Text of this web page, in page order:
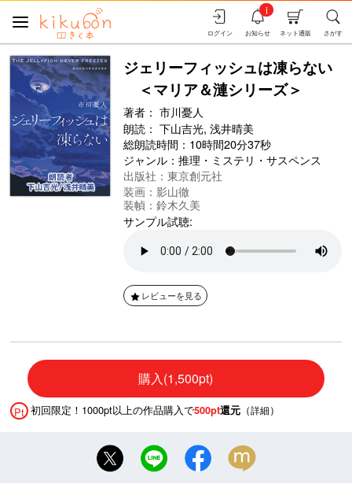
さがす
ネット通販
お知らせ
i
ログイン
ジェリーフィッシュは凍らない
＜マリア＆漣シリーズ＞
著者： 市川憂人
朗読： 下山吉光, 浅井晴美
総朗読時間：10時間20分37秒
ジャンル： 推理・ミステリ・サスペンス
出版社：東京創元社
装画：影山徹
装幀：鈴木久美
サンプル試聴:
レビューを見る
購入(1,500pt)
Pt 初回限定！1000pt以上の作品購入で500pt還元 （詳細）